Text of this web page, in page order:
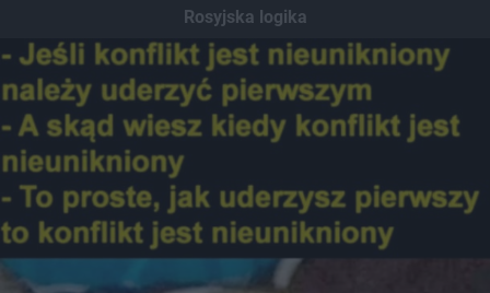
Rosyjska logika